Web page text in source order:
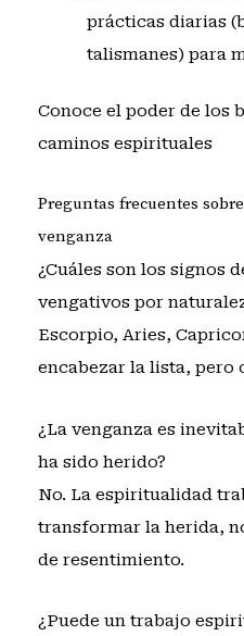
prácticas diarias
talismanes) para
Conoce el poder de los
caminos espirituales
Preguntas frecuentes
venganza
¿Cuáles son los signos
vengativos por
Escorpio, Aries,
encabezar la lista, pero
¿La venganza es
ha sido herido?
No. La espiritualidad
transformar la herida,
de resentimiento.
¿Puede un trabajo